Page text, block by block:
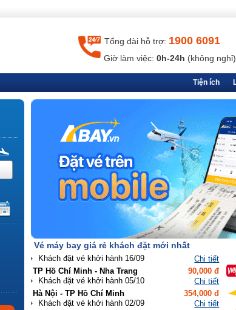
Tổng đài hỗ trợ: 1900 6091
Giờ làm việc: 0h-24h (không nghỉ)
Tiện ích
Vé máy bay giá rẻ khách đặt mới nhất
TP Hồ Chí Minh - Nha Trang 90,000 đ
Chi tiết
Hà Nội - TP Hồ Chí Minh 354,000 đ
Chi tiết
Chi tiết